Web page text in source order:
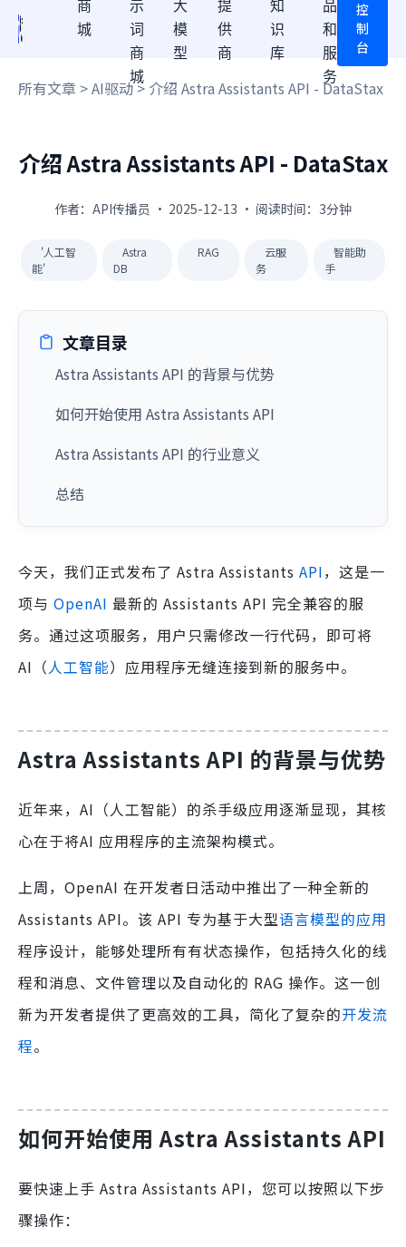
商
城
示
词
商
城
大
模
型
提
供
商
知
识
库
品
和
服
务
控
制
台
所有文章 >AI驱动> 介绍 Astra Assistants API - DataStax
介绍 Astra Assistants API - DataStax
作者：API传播员 · 2025-12-13 · 阅读时间：3分钟
'人工智
能'
Astra
DB
RAG
云服
务
智能助
手
文章目录
Astra Assistants API 的背景与优势
如何开始使用 Astra Assistants API
Astra Assistants API 的行业意义
总结
今天，我们正式发布了 Astra Assistants API，这是一
项与 OpenAI 最新的 Assistants API 完全兼容的服
务。通过这项服务，用户只需修改一行代码，即可将
AI（人工智能）应用程序无缝连接到新的服务中。
Astra Assistants API 的背景与优势
近年来，AI（人工智能）的杀手级应用逐渐显现，其核
心在于将AI 应用程序的主流架构模式。
上周，OpenAI 在开发者日活动中推出了一种全新的
Assistants API。该 API 专为基于大型语言模型的应用
程序设计，能够处理所有有状态操作，包括持久化的线
程和消息、文件管理以及自动化的 RAG 操作。这一创
新为开发者提供了更高效的工具，简化了复杂的开发流
程。
如何开始使用 Astra Assistants API
要快速上手 Astra Assistants API，您可以按照以下步
骤操作：